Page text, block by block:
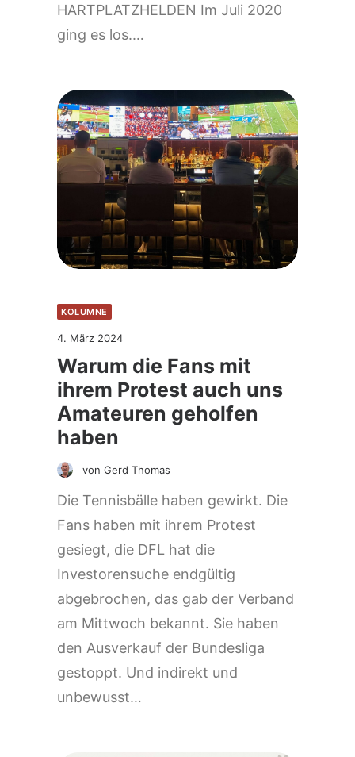
HARTPLATZHELDEN Im Juli 2020
ging es los.…
KOLUMNE
4. März 2024
Warum die Fans mit
ihrem Protest auch uns
Amateuren geholfen
haben
von Gerd Thomas
Die Tennisbälle haben gewirkt. Die
Fans haben mit ihrem Protest
gesiegt, die DFL hat die
Investorensuche endgültig
abgebrochen, das gab der Verband
am Mittwoch bekannt. Sie haben
den Ausverkauf der Bundesliga
gestoppt. Und indirekt und
unbewusst…